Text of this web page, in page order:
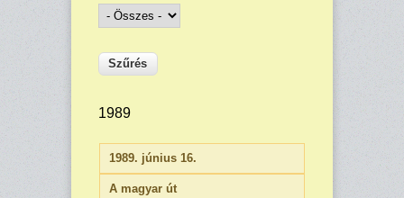
1989
1989. június 16.
A magyar út